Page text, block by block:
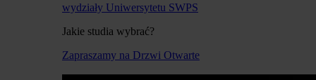
wydziały Uniwersytetu SWPS
Jakie studia wybrać?
Zapraszamy na Drzwi Otwarte